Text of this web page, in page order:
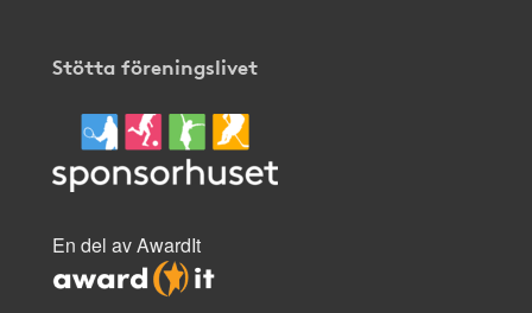
Stötta föreningslivet
En del av AwardIt